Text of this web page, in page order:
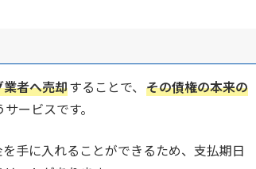
者へ売却することで、 その債権の本来の
ービスです。
手に入れることができるため、支払期日